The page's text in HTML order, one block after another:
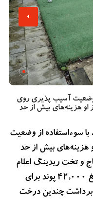
شد که از وضعیت آسیب پذیری روی
و از او هزینه‌های بیش از حد
تاجر خلافکار 46 ساله، با سوءاستفاده از وضعیت
90 ساله، از او هزینه‌های بیش از حد
و تخت ریدینگ اعلام
کرد که گورمن از آقای ویلکاکس مبلغ 42,000 پوند برای
900 پوند برای برداشت چندین درخت